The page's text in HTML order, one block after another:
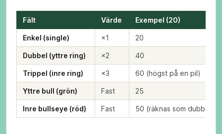
Fält Värde Exempel (20)
Enkel (single) ×1 20
Dubbel (yttre ring) ×2 40
Trippel (inre ring) ×3 60 (högst på en pil)
Yttre bull (grön) Fast 25
Inre bullseye (röd) Fast 50 (räknas som dubbel)